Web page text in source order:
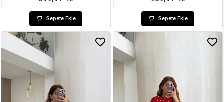
Sepete Ekle Sepete Ekle